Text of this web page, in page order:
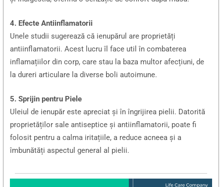
4. Efecte Antiinflamatorii
Unele studii sugerează că ienupărul are proprietăți
antiinflamatorii. Acest lucru îl face util în combaterea
inflamațiilor din corp, care stau la baza multor afecțiuni, de
la dureri articulare la diverse boli autoimune.
5. Sprijin pentru Piele
Uleiul de ienupăr este apreciat și în îngrijirea pielii. Datorită
proprietăților sale antiseptice și antiinflamatorii, poate fi
folosit pentru a calma iritațiile, a reduce acneea și a
îmbunătăți aspectul general al pielii.